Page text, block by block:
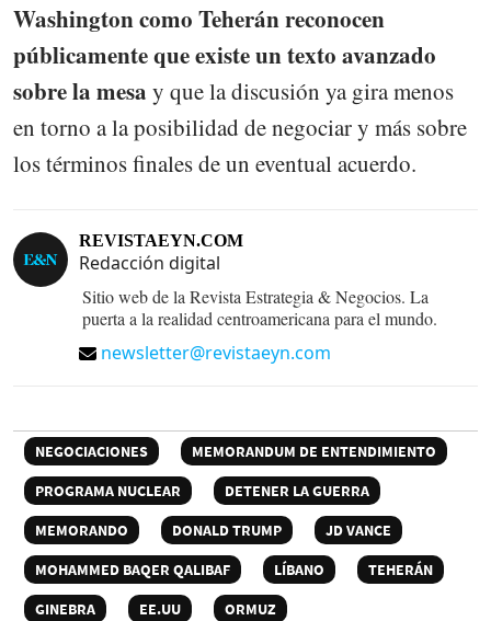
Washington como Teherán reconocen
públicamente que existe un texto avanzado
sobre la mesa y que la discusión ya gira menos
en torno a la posibilidad de negociar y más sobre
los términos finales de un eventual acuerdo.
REVISTAEYN.COM
Redacción digital
Sitio web de la Revista Estrategia & Negocios. La
puerta a la realidad centroamericana para el mundo.
newsletter@revistaeyn.com
NEGOCIACIONES
MEMORANDUM DE ENTENDIMIENTO
PROGRAMA NUCLEAR
DETENER LA GUERRA
MEMORANDO
DONALD TRUMP
JD VANCE
MOHAMMED BAQER QALIBAF
LÍBANO
TEHERÁN
GINEBRA
EE.UU ORMUZ